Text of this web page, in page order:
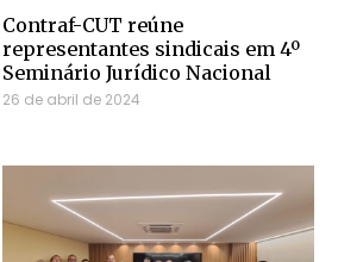
Contraf-CUT reúne
representantes sindicais em 4º
Seminário Jurídico Nacional
26 de abril de 2024